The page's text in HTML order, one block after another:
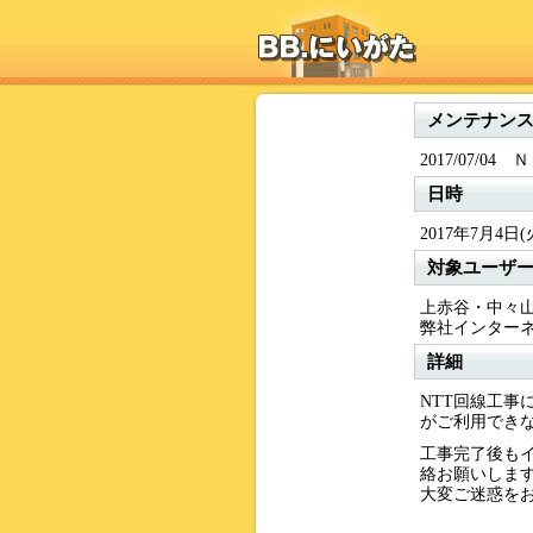
メンテナン
2017/07/04 Ｎ
日時
2017年7月4日
対象ユーザー
上赤谷・中々
弊社インター
詳細
NTT回線工事
がご利用でき
工事完了後も
絡お願いします
大変ご迷惑を